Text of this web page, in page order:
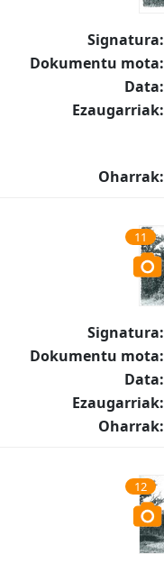
Signatura:
Dokumentu mota:
Data:
Ezaugarriak:
Oharrak:
11
Signatura:
Dokumentu mota:
Data:
Ezaugarriak:
Oharrak:
12